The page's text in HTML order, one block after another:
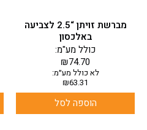
מברשת זויתן “2.5 לצביעה
באלכסון
₪74.70
כולל מע"מ:
לא כולל מע״מ:
₪63.31
הוספה לסל